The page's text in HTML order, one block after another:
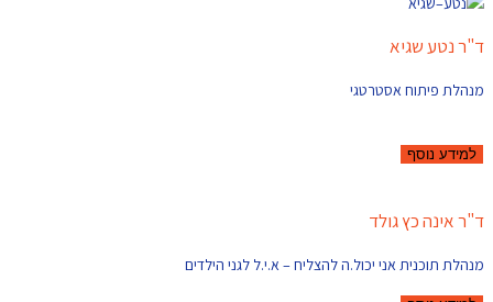
ד"ר נטע שגיא
מנהלת פיתוח אסטרטגי
למידע נוסף
ד"ר אינה כץ גולד
מנהלת תוכנית אני יכול.ה להצליח – א.י.ל לגני הילדים